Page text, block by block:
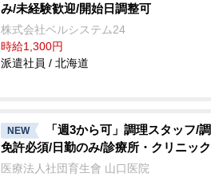
み/未経験歓迎/開始日調整可
株式会社ベルシステム24
時給1,300円
派遣社員 / 北海道
NEW
「週3から可」調理スタッフ/
免許必須/日勤のみ/診療所・クリニック
医療法人社団育生會 山口医院